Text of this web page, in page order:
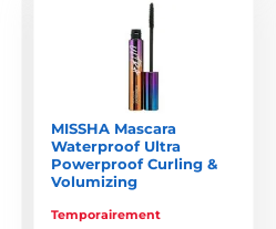
MISSHA Mascara
Waterproof Ultra
Powerproof Curling &
Volumizing
Temporairement